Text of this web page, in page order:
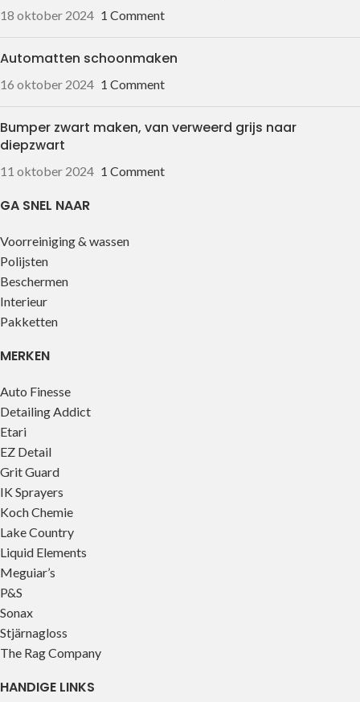
18 oktober 2024 1 Comment
Automatten schoonmaken
16 oktober 2024 1 Comment
Bumper zwart maken, van verweerd grijs naar
diepzwart
11 oktober 2024 1 Comment
GA SNEL NAAR
Voorreiniging & wassen
Polijsten
Beschermen
Interieur
Pakketten
MERKEN
Auto Finesse
Detailing Addict
Etari
EZ Detail
Grit Guard
IK Sprayers
Koch Chemie
Lake Country
Liquid Elements
Meguiar’s
P&S
Sonax
Stjärnagloss
The Rag Company
HANDIGE LINKS